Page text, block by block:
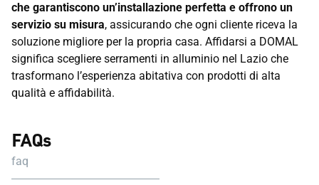
che garantiscono un’installazione perfetta e offrono un
servizio su misura, assicurando che ogni cliente riceva la
soluzione migliore per la propria casa. Affidarsi a DOMAL
significa scegliere serramenti in alluminio nel Lazio che
trasformano l’esperienza abitativa con prodotti di alta
qualità e affidabilità.
FAQs
faq